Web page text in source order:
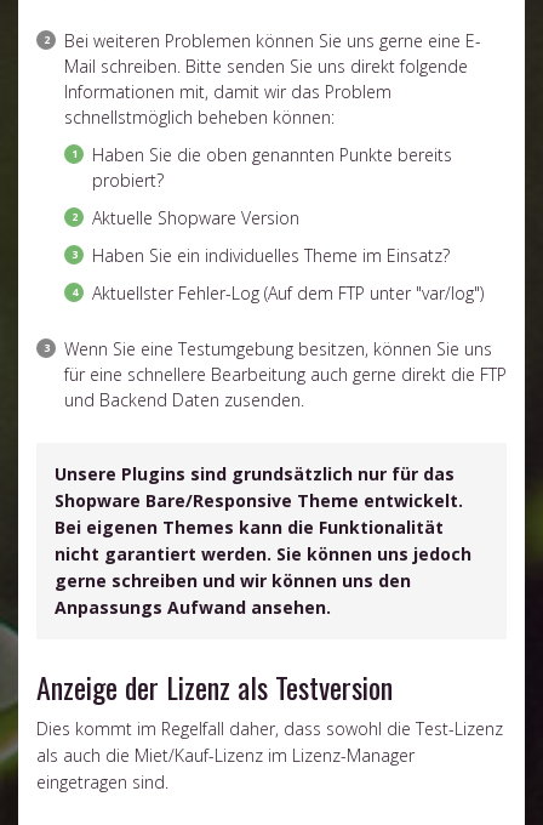
Bei weiteren Problemen können Sie uns gerne eine E-
Mail schreiben. Bitte senden Sie uns direkt folgende
Informationen mit, damit wir das Problem
schnellstmöglich beheben können:
Haben Sie die oben genannten Punkte bereits
probiert?
Aktuelle Shopware Version
Haben Sie ein individuelles Theme im Einsatz?
Aktuellster Fehler-Log (Auf dem FTP unter "var/log")
Wenn Sie eine Testumgebung besitzen, können Sie uns
für eine schnellere Bearbeitung auch gerne direkt die FTP
und Backend Daten zusenden.
Unsere Plugins sind grundsätzlich nur für das
Shopware Bare/Responsive Theme entwickelt.
Bei eigenen Themes kann die Funktionalität
nicht garantiert werden. Sie können uns jedoch
gerne schreiben und wir können uns den
Anpassungs Aufwand ansehen.
Anzeige der Lizenz als Testversion
Dies kommt im Regelfall daher, dass sowohl die Test-Lizenz
als auch die Miet/Kauf-Lizenz im Lizenz-Manager
eingetragen sind.